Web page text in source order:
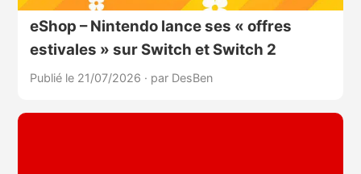
eShop – Nintendo lance ses « offres
estivales » sur Switch et Switch 2
Publié le 21/07/2026 · par DesBen